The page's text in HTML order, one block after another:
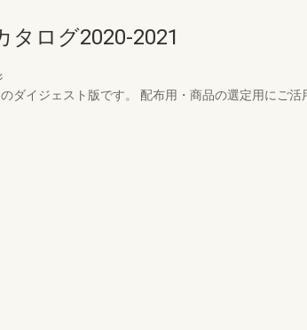
ログ2020-2021
イジェスト版です。 配布用・商品の選定用にご活